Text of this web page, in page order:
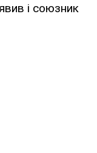
і союзник